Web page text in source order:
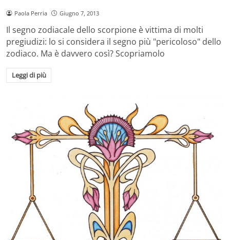
Paola Perria Giugno 7, 2013
Il segno zodiacale dello scorpione è vittima di molti
pregiudizi: lo si considera il segno più "pericoloso" dello
zodiaco. Ma è davvero così? Scopriamolo
Leggi di più